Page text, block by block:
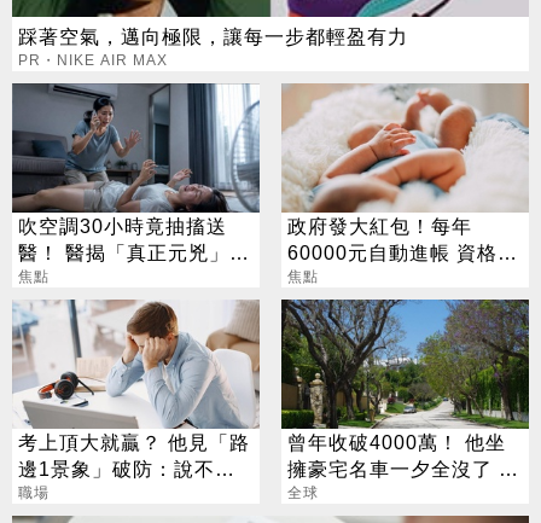
踩著空氣，邁向極限，讓每一步都輕盈有力
PR・NIKE AIR MAX
吹空調30小時竟抽搐送
醫！ 醫揭「真正元兇」：
不是冷氣
焦點
政府發大紅包！每年
60000元自動進帳 資格一
次看
焦點
考上頂大就贏？ 他見「路
邊1景象」破防：說不清
的挫敗感
職場
曾年收破4000萬！ 他坐
擁豪宅名車一夕全沒了 卻
喊「比過去更快樂」
全球